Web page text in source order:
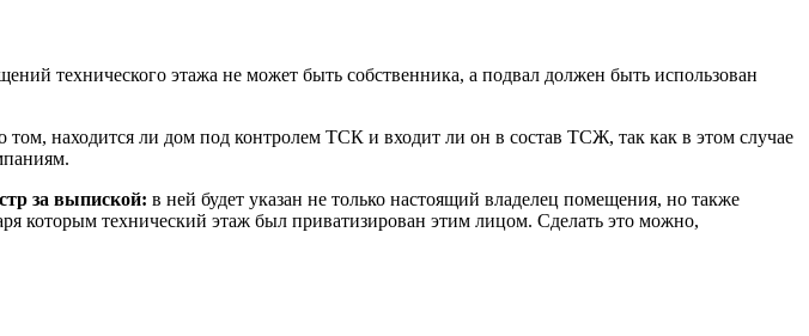
технического этажа не может быть собственника, а подвал должен быть использован
находится ли дом под контролем ТСК и входит ли он в состав ТСЖ, так как в этом случае
за выпиской: в ней будет указан не только настоящий владелец помещения, но также
которым технический этаж был приватизирован этим лицом. Сделать это можно,